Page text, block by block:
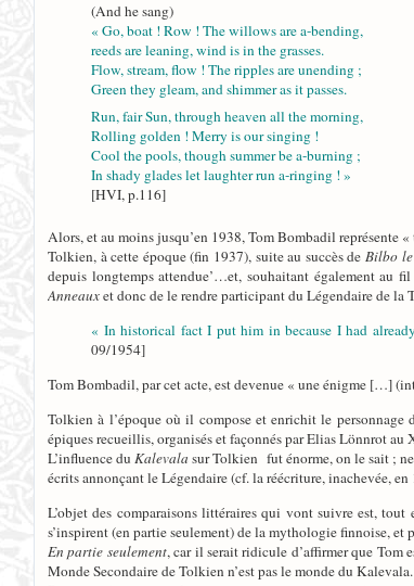
(And he sang)
« Go, boat ! Row ! The willows are a-bending,
reeds are leaning, wind is in the grasses.
Flow, stream, flow ! The ripples are unending ;
Green they gleam, and shimmer as it passes.
Run, fair Sun, through heaven all the morning,
Rolling golden ! Merry is our singing !
Cool the pools, though summer be a-burning ;
In shady glades let laughter run a-ringing ! »
[HVI, p.116]
Alors, et au moins jusqu’en 1938, Tom Bombadil
Tolkien, à cette époque (fin 1937), suite au succès deBilbo
depuis longtemps attendue’…et, souhaitant également au
Anneauxet donc de le rendre participant du Légendaire de la
« In historical fact I put him in because I had
09/1954]
Tom Bombadil, par cet acte, est devenue « une énigme […]
Tolkien à l’époque où il compose et enrichit le
épiques recueillis, organisés et façonnés par Elias Lönnrot
L’influence duKalevala sur Tolkien fut énorme, on le sait ;
écrits annonçant le Légendaire (cf. la réécriture, inachevée,
L’objet des comparaisons littéraires qui vont suivre est,
s’inspirent (en partie seulement) de la mythologie finnoise,
En partie seulement, car il serait ridicule d’affirmer que Tom
Monde Secondaire de Tolkien n’est pas le monde du Kalevala.